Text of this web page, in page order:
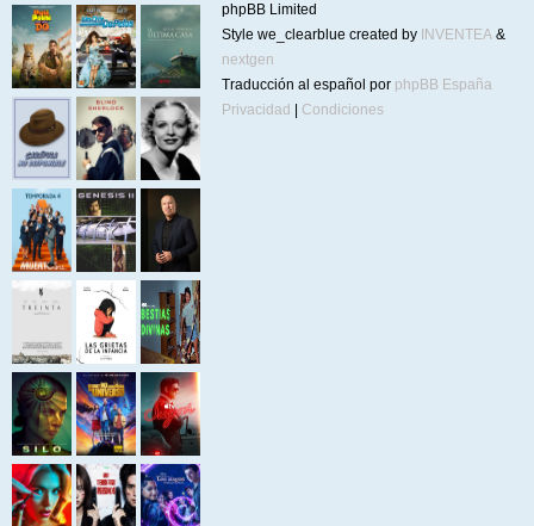
phpBB Limited
Style we_clearblue created by INVENTEA &
nextgen
Traducción al español por phpBB España
Privacidad
Condiciones